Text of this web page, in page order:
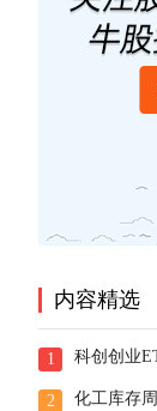
内容精选
1 科创创业
2 化工库存